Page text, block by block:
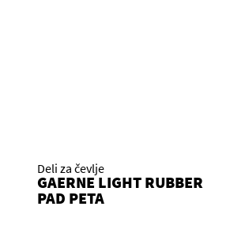
Deli za čevlje
GAERNE LIGHT RUBBER
PAD PETA